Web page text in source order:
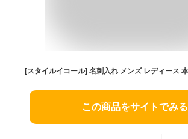
この商品をサイトでみる